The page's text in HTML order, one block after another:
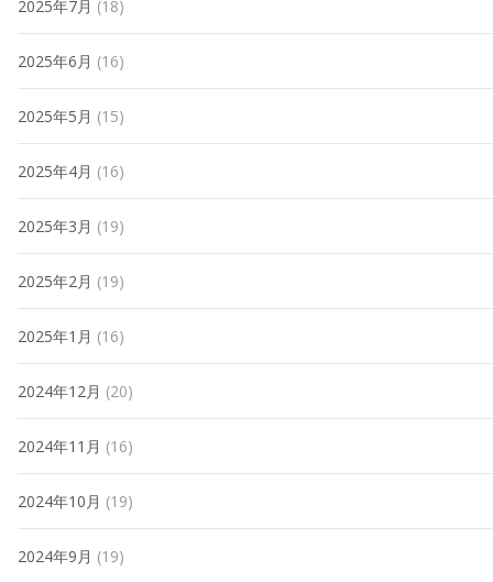
2025年7月 (18)
2025年6月 (16)
2025年5月 (15)
2025年4月 (16)
2025年3月 (19)
2025年2月 (19)
2025年1月 (16)
2024年12月 (20)
2024年11月 (16)
2024年10月 (19)
2024年9月 (19)